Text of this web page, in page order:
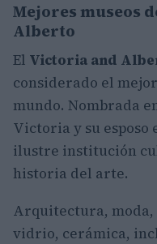
Mejores museos
Alberto
El Victoria and
considerado el
mundo. Nombrada
Victoria y su
ilustre institución
historia del arte.
Arquitectura,
vidrio, cerámica,